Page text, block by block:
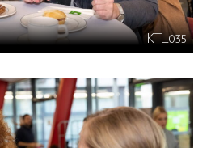
KT_035